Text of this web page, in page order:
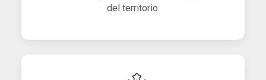
del territorio.